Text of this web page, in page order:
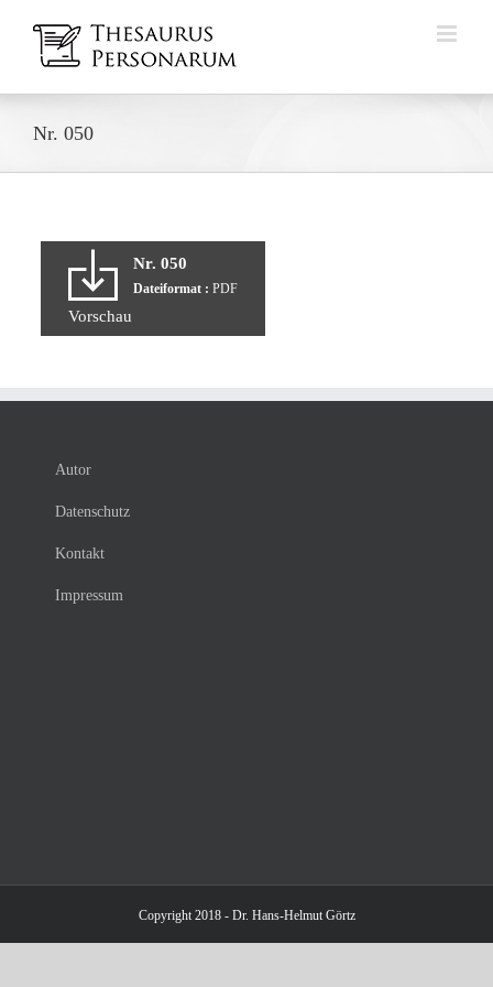
Inhalt
springen
Nr. 050
Nr. 050
Dateiformat : PDF
Vorschau
Autor
Datenschutz
Kontakt
Impressum
Copyright 2018 - Dr. Hans-Helmut Görtz